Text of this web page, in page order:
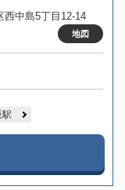
西中島5丁目12-14
地図
駅